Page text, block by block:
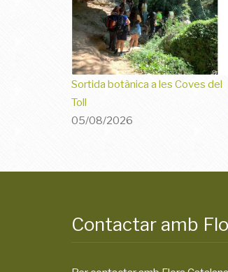
Sortida botànica a les Coves del
Toll
05/08/2026
Contactar amb